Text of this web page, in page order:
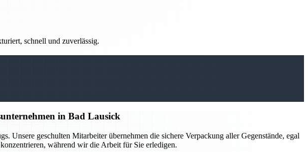
schnell und zuverlässig.
in Bad Lausick
Unsere geschulten Mitarbeiter übernehmen die sichere Verpackung aller Gegenstände, egal
während wir die Arbeit für Sie erledigen.